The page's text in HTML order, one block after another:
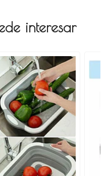
interesar